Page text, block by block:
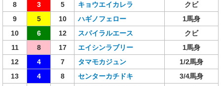
8
3 5 キョウエイカレラ
クビ
9
5 10 ハギノフェロー
1馬身
10
6 12 スパイラルエース
クビ
11
8 17 エイシンラブリー
1馬身
12
4 7 タマモカジュン
1/2馬身
13
4 8 センターカチドキ
3/4馬身